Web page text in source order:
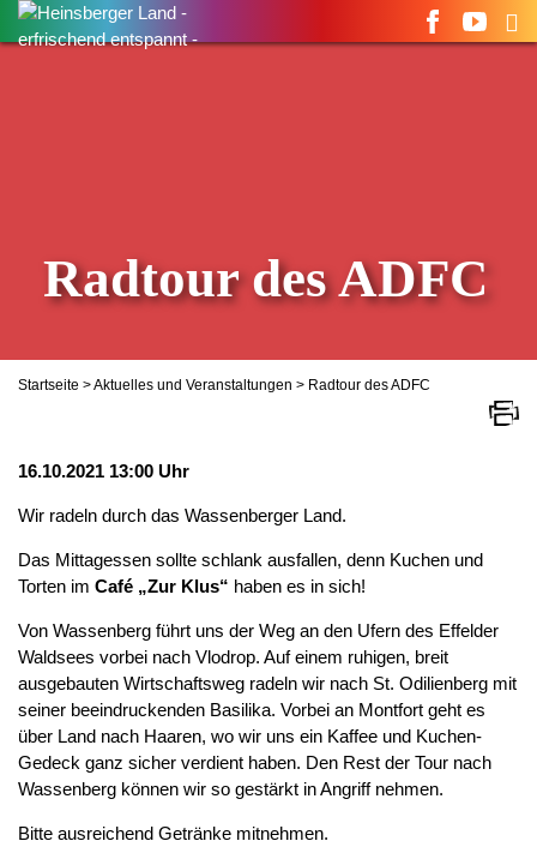
Suchen
nach:
Radtour des ADFC
Startseite >Aktuelles und Veranstaltungen > Radtour des ADFC
16.10.2021 13:00 Uhr
Wir radeln durch das Wassenberger Land.
Das Mittagessen sollte schlank ausfallen, denn Kuchen und
Torten im Café „Zur Klus“ haben es in sich!
Von Wassenberg führt uns der Weg an den Ufern des Effelder
Waldsees vorbei nach Vlodrop. Auf einem ruhigen, breit
ausgebauten Wirtschaftsweg radeln wir nach St. Odilienberg mit
seiner beeindruckenden Basilika. Vorbei an Montfort geht es
über Land nach Haaren, wo wir uns ein Kaffee und Kuchen-
Gedeck ganz sicher verdient haben. Den Rest der Tour nach
Wassenberg können wir so gestärkt in Angriff nehmen.
Bitte ausreichend Getränke mitnehmen.